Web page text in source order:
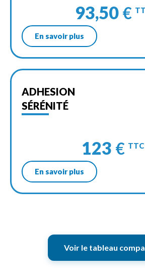
93,50 €
En savoir plus
ADHESION
SÉRÉNITÉ
123 € TTC
En savoir plus
Voir le tableau